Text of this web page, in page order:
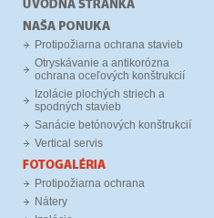
Protipožiarna ochrana stavieb
Otryskávanie a antikorózna
ochrana oceľových konštrukcií
Izolácie plochých striech a
spodných stavieb
Sanácie betónových konštrukcií
Vertical servis
Protipožiarna ochrana
Nátery